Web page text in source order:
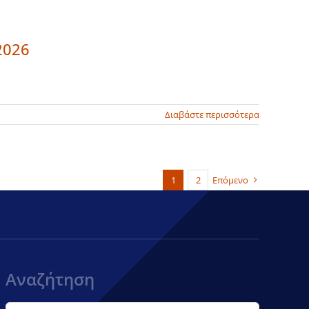
Διαβάστε περισσότερα
1 2 Επόμενο
Αναζήτηση